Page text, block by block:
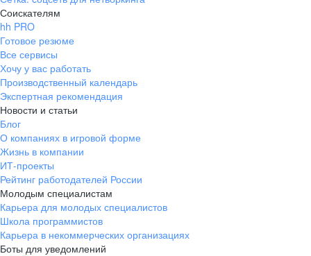
Соискателям
hh PRO
Готовое резюме
Все сервисы
Хочу у вас работать
Производственный календарь
Экспертная рекомендация
Новости и статьи
Блог
О компаниях в игровой форме
Жизнь в компании
ИТ-проекты
Рейтинг работодателей России
Молодым специалистам
Карьера для молодых специалистов
Школа программистов
Карьера в некоммерческих организациях
Боты для уведомлений